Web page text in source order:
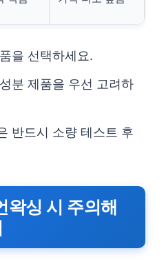
을 선택하세요.
분 제품을 우선 고려하
반드시 소량 테스트 후
왁싱 시 주의해